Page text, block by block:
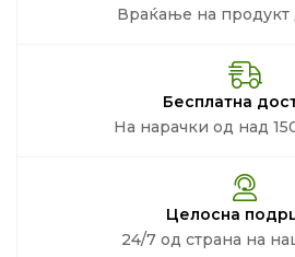
Враќање на продукт
Бесплатна
На нарачки од над
Целосна
24/7 од страна на